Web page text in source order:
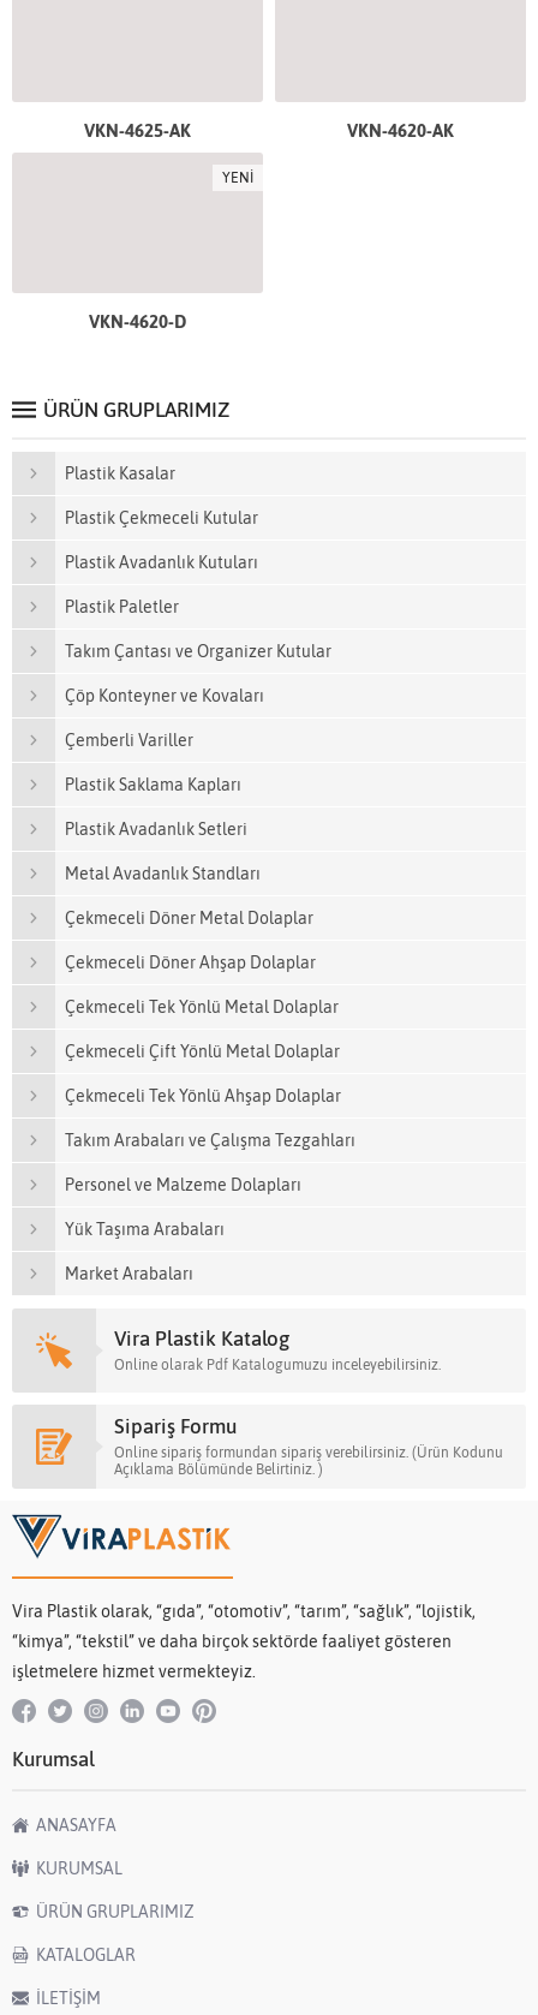
VKN-4625-AK VKN-4620-AK
YENİ
VKN-4620-D
ÜRÜN GRUPLARIMIZ
Plastik Kasalar
Plastik Çekmeceli Kutular
Plastik Avadanlık Kutuları
Plastik Paletler
Takım Çantası ve Organizer Kutular
Çöp Konteyner ve Kovaları
Çemberli Variller
Plastik Saklama Kapları
Plastik Avadanlık Setleri
Metal Avadanlık Standları
Çekmeceli Döner Metal Dolaplar
Çekmeceli Döner Ahşap Dolaplar
Çekmeceli Tek Yönlü Metal Dolaplar
Çekmeceli Çift Yönlü Metal Dolaplar
Çekmeceli Tek Yönlü Ahşap Dolaplar
Takım Arabaları ve Çalışma Tezgahları
Personel ve Malzeme Dolapları
Yük Taşıma Arabaları
Market Arabaları
Vira Plastik Katalog
Online olarak Pdf Katalogumuzu inceleyebilirsiniz.
Sipariş Formu
Online sipariş formundan sipariş verebilirsiniz. (Ürün Kodunu
Açıklama Bölümünde Belirtiniz. )
Vira Plastik olarak, “gıda”, “otomotiv”, “tarım”, “sağlık”, “lojistik,
“kimya”, “tekstil” ve daha birçok sektörde faaliyet gösteren
işletmelere hizmet vermekteyiz.
Kurumsal
ANASAYFA
KURUMSAL
ÜRÜN GRUPLARIMIZ
KATALOGLAR
İLETİŞİM